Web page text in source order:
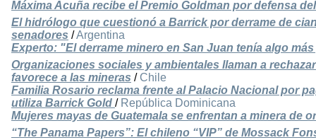
Máxima Acuña recibe el Premio Goldman por defensa
El hidrólogo que cuestionó a Barrick por derrame de
senadores /Argentina
Experto: "El derrame minero en San Juan tenía algo
Organizaciones sociales y ambientales llaman a
favorece a las mineras / Chile
Familia Rosario reclama frente al Palacio Nacional por
utiliza Barrick Gold / República Dominicana
Mujeres mayas de Guatemala se enfrentan a minera de
“The Panama Papers”: El chileno “VIP” de Mossack